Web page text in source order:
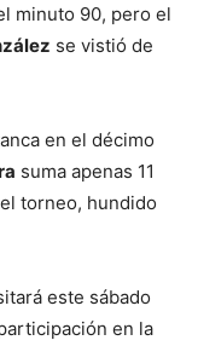
minuto 90, pero el
se vistió de
en el décimo
suma apenas 11
torneo, hundido
este sábado
en la